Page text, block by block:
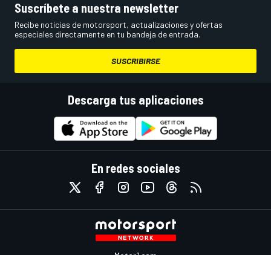
Suscríbete a nuestra newsletter
Recibe noticias de motorsport, actualizaciones y ofertas
especiales directamente en tu bandeja de entrada.
SUSCRIBIRSE
Descarga tus aplicaciones
En redes sociales